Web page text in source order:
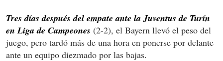
Tres días después del empate ante la Juventus de Turín
en Liga de Campeones (2-2), el Bayern llevó el peso del
juego, pero tardó más de una hora en ponerse por delante
ante un equipo diezmado por las bajas.